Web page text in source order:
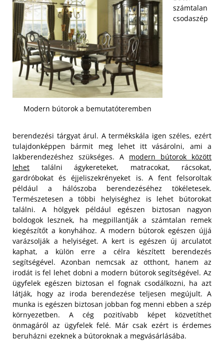
Modern bútorok a bemutatóteremben
számtalan
csodaszép
berendezési tárgyat árul. A termékskála igen széles, ezért
tulajdonképpen bármit meg lehet itt vásárolni, ami a
lakberendezéshez szükséges. A modern bútorok között
lehet találni ágykereteket, matracokat, rácsokat,
gardróbokat és éjjeliszekrényeket is. A fent felsoroltak
például a hálószoba berendezéséhez tökéletesek.
Természetesen a többi helyiséghez is lehet bútorokat
találni. A hölgyek például egészen biztosan nagyon
boldogok lesznek, ha megpillantják a számtalan remek
kiegészítőt a konyhához. A modern bútorok egészen újjá
varázsolják a helyiséget. A kert is egészen új arculatot
kaphat, a külön erre a célra készített berendezés
segítségével. Azonban nemcsak az otthont, hanem az
irodát is fel lehet dobni a modern bútorok segítségével. Az
ügyfelek egészen biztosan el fognak csodálkozni, ha azt
látják, hogy az iroda berendezése teljesen megújult. A
munka is egészen biztosan jobban fog menni ebben a szép
környezetben. A cég pozitívabb képet közvetíthet
önmagáról az ügyfelek felé. Már csak ezért is érdemes
beruházni ezeknek a bútoroknak a megvásárlásába.